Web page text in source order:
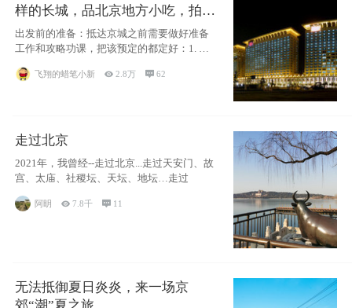
样的长城，品北京地方小吃，拍盘
古七星夜景！
出发前的准备：抵达京城之前需要做好准备
工作和攻略功课，把该预定的都定好：1. 酒
飞翔的蜡笔小新 2.8万 62
走过北京
2021年，我曾经--走过北京...走过天安门、故
宫、太庙、社稷坛、天坛、地坛…走过
阿眀 7.8千  11
无法抵御夏日炎炎，来一场京